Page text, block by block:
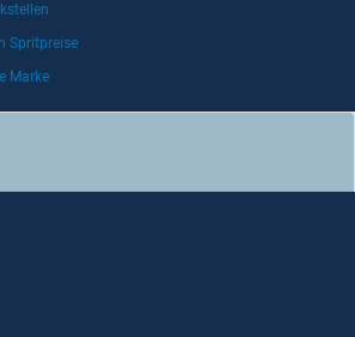
Spritpreise
Marke